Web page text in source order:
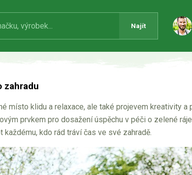
Najít
zahradu
místo klidu a relaxace, ale také projevem kreativity
prvkem pro dosažení úspěchu v péči o zelené
každému, kdo rád tráví čas ve své zahradě.